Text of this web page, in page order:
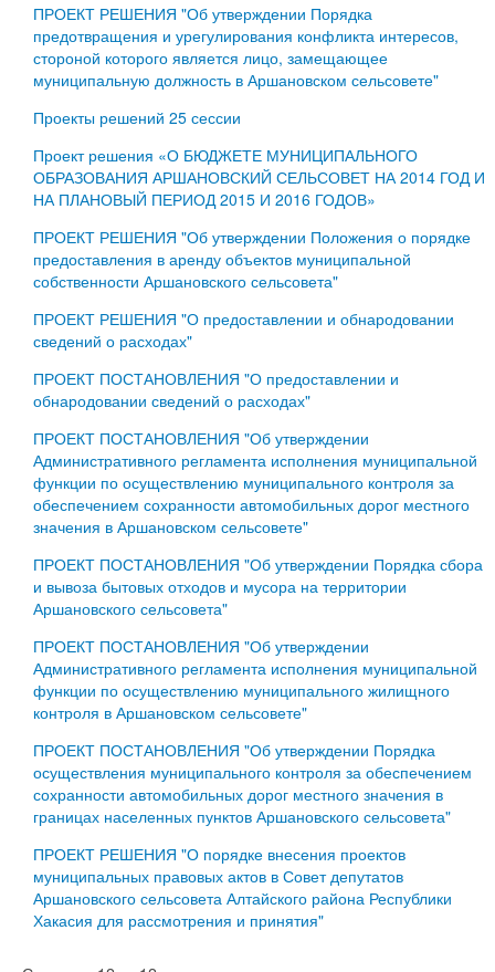
ПРОЕКТ РЕШЕНИЯ "Об утверждении Порядка
предотвращения и урегулирования конфликта интересов,
стороной которого является лицо, замещающее
муниципальную должность в Аршановском сельсовете"
Проекты решений 25 сессии
Проект решения «О БЮДЖЕТЕ МУНИЦИПАЛЬНОГО
ОБРАЗОВАНИЯ АРШАНОВСКИЙ СЕЛЬСОВЕТ НА 2014 ГОД И
НА ПЛАНОВЫЙ ПЕРИОД 2015 И 2016 ГОДОВ»
ПРОЕКТ РЕШЕНИЯ "Об утверждении Положения о порядке
предоставления в аренду объектов муниципальной
собственности Аршановского сельсовета"
ПРОЕКТ РЕШЕНИЯ "О предоставлении и обнародовании
сведений о расходах"
ПРОЕКТ ПОСТАНОВЛЕНИЯ "О предоставлении и
обнародовании сведений о расходах"
ПРОЕКТ ПОСТАНОВЛЕНИЯ "Об утверждении
Административного регламента исполнения муниципальной
функции по осуществлению муниципального контроля за
обеспечением сохранности автомобильных дорог местного
значения в Аршановском сельсовете"
ПРОЕКТ ПОСТАНОВЛЕНИЯ "Об утверждении Порядка сбора
и вывоза бытовых отходов и мусора на территории
Аршановского сельсовета"
ПРОЕКТ ПОСТАНОВЛЕНИЯ "Об утверждении
Административного регламента исполнения муниципальной
функции по осуществлению муниципального жилищного
контроля в Аршановском сельсовете"
ПРОЕКТ ПОСТАНОВЛЕНИЯ "Об утверждении Порядка
осуществления муниципального контроля за обеспечением
сохранности автомобильных дорог местного значения в
границах населенных пунктов Аршановского сельсовета"
ПРОЕКТ РЕШЕНИЯ "О порядке внесения проектов
муниципальных правовых актов в Совет депутатов
Аршановского сельсовета Алтайского района Республики
Хакасия для рассмотрения и принятия"